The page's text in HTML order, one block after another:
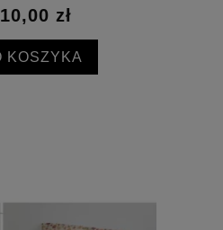
zł
KOSZYKA